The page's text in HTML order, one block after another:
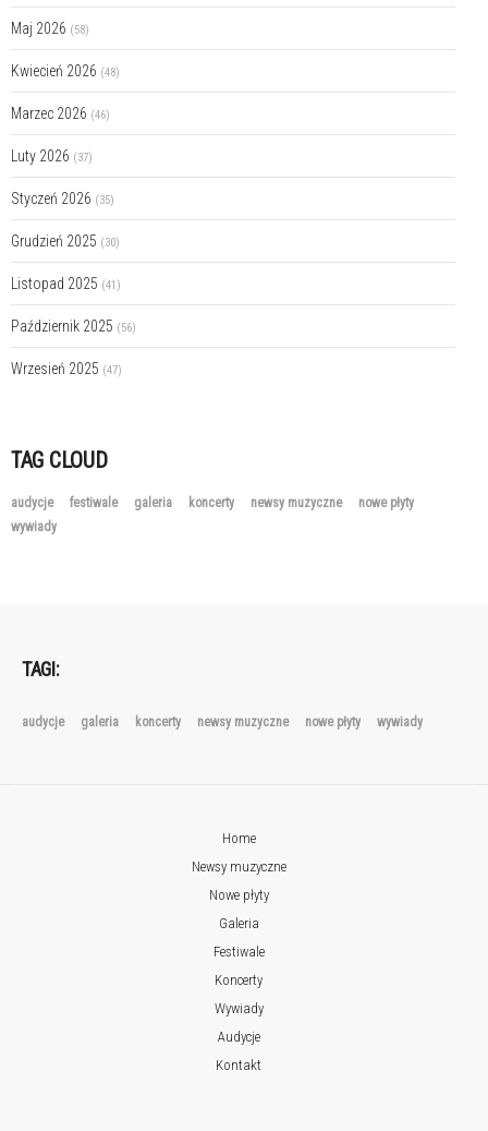
Maj 2026 (58)
Kwiecień 2026 (48)
Marzec 2026 (46)
Luty 2026 (37)
Styczeń 2026 (35)
Grudzień 2025 (30)
Listopad 2025 (41)
Październik 2025 (56)
Wrzesień 2025 (47)
TAG CLOUD
audycje festiwale galeria koncerty newsy muzyczne
nowe płyty
wywiady
TAGI:
audycje galeria koncerty newsy muzyczne nowe płyty wywiady
Home
Newsy muzyczne
Nowe płyty
Galeria
Festiwale
Koncerty
Wywiady
Audycje
Kontakt